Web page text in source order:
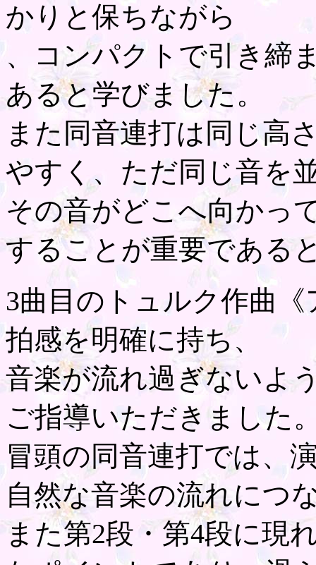
かりと保ちながら
、コンパクトで引き締
あると学びました。
また同音連打は同じ高
やすく、ただ同じ音を
その音がどこへ向かっ
することが重要である
3曲目のトュルク作曲
拍感を明確に持ち、
音楽が流れ過ぎないよ
ご指導いただきました
冒頭の同音連打では、
自然な音楽の流れにつ
また第2段・第4段に現